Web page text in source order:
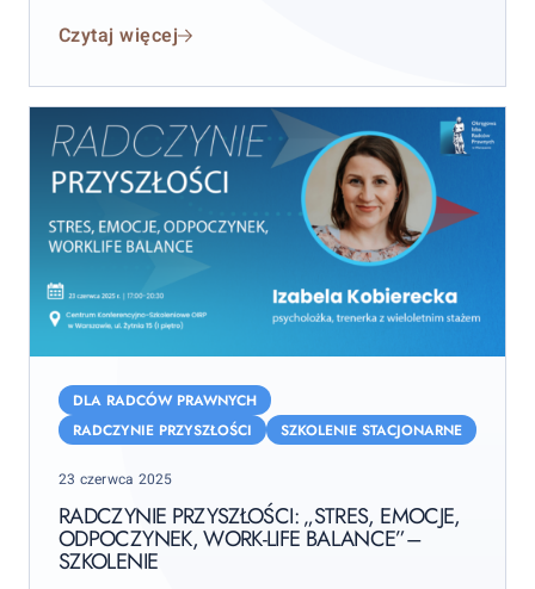
17.11.2025
sprawnego zarządzania i realizacji zadań”, które
w formie stacjonarnej w Centrum Konferencyjno-
Szkoleniowym OIRP w Warszawie (ul. Żytnia 15 lok. 16).
Czytaj więcej
Przyszłości:
„Stres,
odpoczynek,
work-
balance”–
DLA RADCÓW PRAWNYCH
RADCZYNIE PRZYSZŁOŚCI
SZKOLENIE STACJONARNE
Posted
23 czerwca 2025
RADCZYNIE PRZYSZŁOŚCI: „STRES, EMOCJE,
ODPOCZYNEK, WORK-LIFE BALANCE”–
SZKOLENIE